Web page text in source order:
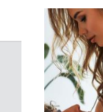
povjerenje.